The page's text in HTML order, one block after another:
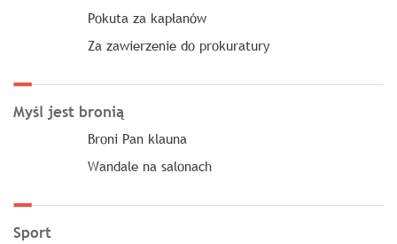
Pokuta za kapłanów
Za zawierzenie do prokuratury
Myśl jest bronią
Broni Pan klauna
Wandale na salonach
Sport